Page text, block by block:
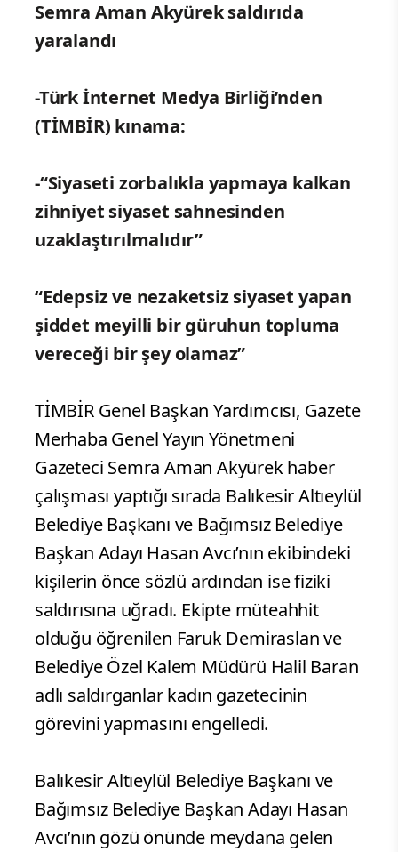
Semra Aman Akyürek saldırıda
yaralandı
-Türk İnternet Medya Birliği’nden
(TİMBİR) kınama:
-“Siyaseti zorbalıkla yapmaya kalkan
zihniyet siyaset sahnesinden
uzaklaştırılmalıdır”
“Edepsiz ve nezaketsiz siyaset yapan
şiddet meyilli bir güruhun topluma
vereceği bir şey olamaz”
TİMBİR Genel Başkan Yardımcısı, Gazete
Merhaba Genel Yayın Yönetmeni
Gazeteci Semra Aman Akyürek haber
çalışması yaptığı sırada Balıkesir Altıeylül
Belediye Başkanı ve Bağımsız Belediye
Başkan Adayı Hasan Avcı’nın ekibindeki
kişilerin önce sözlü ardından ise fiziki
saldırısına uğradı. Ekipte müteahhit
olduğu öğrenilen Faruk Demiraslan ve
Belediye Özel Kalem Müdürü Halil Baran
adlı saldırganlar kadın gazetecinin
görevini yapmasını engelledi.
Balıkesir Altıeylül Belediye Başkanı ve
Bağımsız Belediye Başkan Adayı Hasan
Avcı’nın gözü önünde meydana gelen